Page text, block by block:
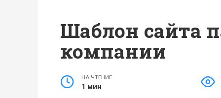
Шаблон сайта
компании
НА ЧТЕНИЕ
1 мин